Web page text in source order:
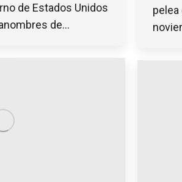
de Estados Unidos
de…